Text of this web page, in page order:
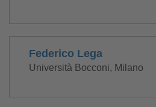
Federico Lega
Università Bocconi, Milano